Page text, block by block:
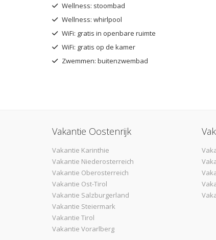
Wellness: stoombad
Wellness: whirlpool
WiFi: gratis in openbare ruimte
WiFi: gratis op de kamer
Zwemmen: buitenzwembad
Vakantie Oostenrijk
Vakantie Karinthie
Vakantie Niederosterreich
Vakantie Oberosterreich
Vakantie Ost-Tirol
Vakantie Salzburgerland
Vakantie Steiermark
Vakantie Tirol
Vakantie Vorarlberg